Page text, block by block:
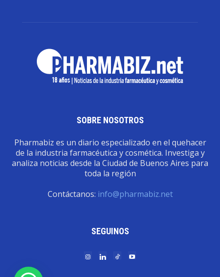
SOBRE NOSOTROS
Pharmabiz es un diario especializado en el quehacer
de la industria farmacéutica y cosmética. Investiga y
analiza noticias desde la Ciudad de Buenos Aires para
toda la región
Contáctanos: info@pharmabiz.net
SEGUINOS